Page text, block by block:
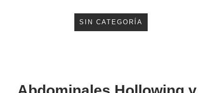
SIN CATEGORÍA